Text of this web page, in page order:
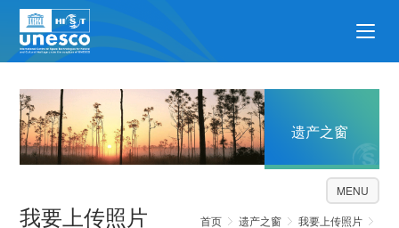
遗产之窗
我要上传照片 首页 遗产之窗 我要上传照片
MENU